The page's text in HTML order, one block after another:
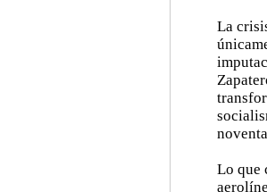
La
Lo que